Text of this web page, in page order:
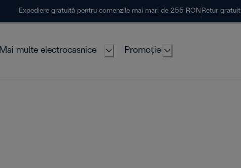
Expediere gratuită pentru comenzile mai mari de 255 RON Retur gratuit
Mai multe electrocasnice Promoție